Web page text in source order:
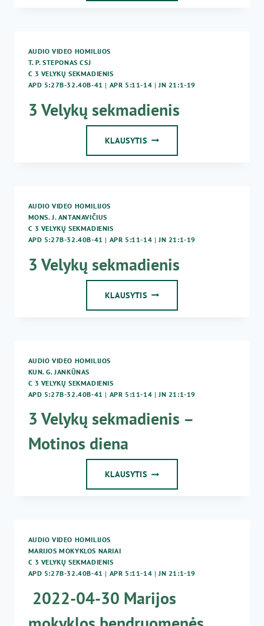
AUDIO VIDEO HOMILIJOS
T. P. STEPONAS CSJ
C 3 VELYKŲ SEKMADIENIS
APD 5:27B-32.40B-41 | APR 5:11-14 | JN 21:1-19
3 Velykų sekmadienis
KLAUSYTIS3
AUDIO VIDEO HOMILIJOS
MONS. J. ANTANAVIČIUS
C 3 VELYKŲ SEKMADIENIS
APD 5:27B-32.40B-41 | APR 5:11-14 | JN 21:1-19
3 Velykų sekmadienis
KLAUSYTIS3
AUDIO VIDEO HOMILIJOS
KUN. G. JANKŪNAS
C 3 VELYKŲ SEKMADIENIS
APD 5:27B-32.40B-41 | APR 5:11-14 | JN 21:1-19
3 Velykų sekmadienis –
Motinos diena
KLAUSYTIS3
AUDIO VIDEO HOMILIJOS
MARIJOS MOKYKLOS NARIAI
C 3 VELYKŲ SEKMADIENIS
APD 5:27B-32.40B-41 | APR 5:11-14 |JN 21:1-19
2022-04-30 Marijos